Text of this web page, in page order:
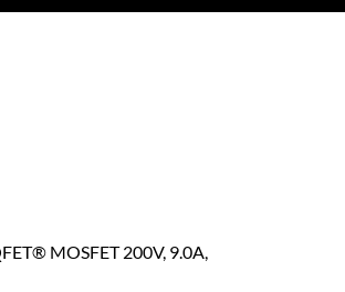
MOSFET 200V, 9.0A,